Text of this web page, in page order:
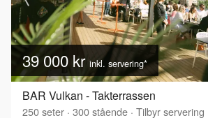
39 000 kr inkl. servering*
BAR Vulkan - Takterrassen
250seter · 300stående · Tilbyr servering